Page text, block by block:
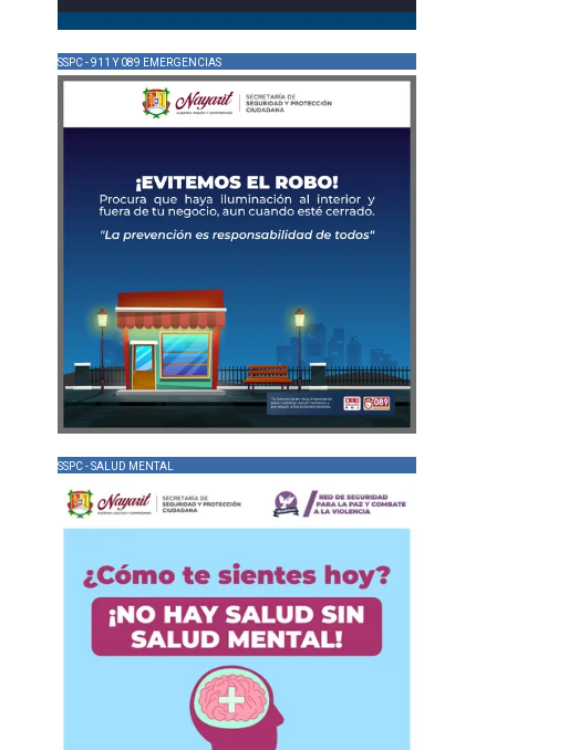
SSPC - 911 Y 089 EMERGENCIAS
SSPC - SALUD MENTAL